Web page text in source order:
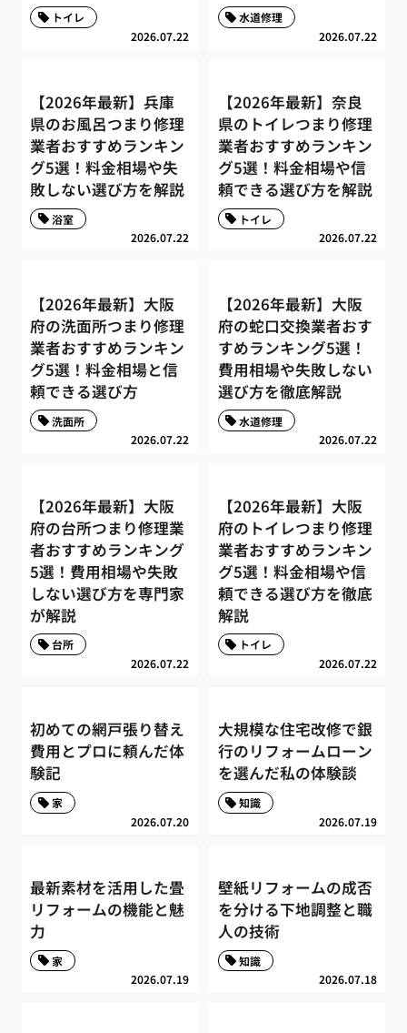
2026.07.22
トイレ
2026.07.22
水道修理
【2026年最新】兵庫
県のお風呂つまり修理
業者おすすめランキン
グ5選！料金相場や失
敗しない選び方を解説
2026.07.22
浴室
【2026年最新】奈良
県のトイレつまり修理
業者おすすめランキン
グ5選！料金相場や信
頼できる選び方を解説
2026.07.22
トイレ
【2026年最新】大阪
府の洗面所つまり修理
業者おすすめランキン
グ5選！料金相場と信
頼できる選び方
2026.07.22
洗面所
【2026年最新】大阪
府の蛇口交換業者おす
すめランキング5選！
費用相場や失敗しない
選び方を徹底解説
2026.07.22
水道修理
【2026年最新】大阪
府の台所つまり修理業
者おすすめランキング
5選！費用相場や失敗
しない選び方を専門家
が解説
2026.07.22
台所
【2026年最新】大阪
府のトイレつまり修理
業者おすすめランキン
グ5選！料金相場や信
頼できる選び方を徹底
解説
2026.07.22
トイレ
初めての網戸張り替え
費用とプロに頼んだ体
験記
2026.07.20
家
大規模な住宅改修で銀
行のリフォームローン
を選んだ私の体験談
2026.07.19
知識
最新素材を活用した畳
リフォームの機能と魅
力
2026.07.19
家
壁紙リフォームの成否
を分ける下地調整と職
人の技術
2026.07.18
知識